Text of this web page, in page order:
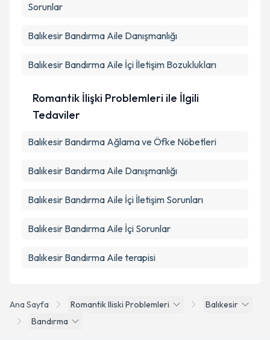
Ana Sayfa Romantik Iliski Problemleri
Balıkesir
Bandırma
Sorunlar
Balıkesir Bandırma Aile Danışmanlığı
Balıkesir Bandırma Aile İçi İletişim Bozuklukları
Romantik İlişki Problemleri ile İlgili
Tedaviler
Balıkesir Bandırma Ağlama ve Öfke Nöbetleri
Balıkesir Bandırma Aile Danışmanlığı
Balıkesir Bandırma Aile İçi İletişim Sorunları
Balıkesir Bandırma Aile İçi Sorunlar
Balıkesir Bandırma Aile terapisi